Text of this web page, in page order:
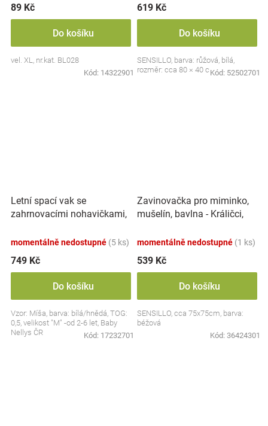
89 Kč
Do košíku
vel. XL, nr.kat. BL028
Kód: 14322901
619 Kč
Do košíku
SENSILLO, barva: růžová, bílá,
rozměr: cca 80 × 40 cmKód: 52502701
Letní spací vak se
zahrnovacími nohavičkami,
potiskem, M
momentálně nedostupné (5 ks)
749 Kč
Do košíku
Vzor: Míša, barva: bílá/hnědá, TOG:
0,5, velikost "M" -od 2-6 let, Baby
Nellys ČR
Kód: 17232701
Zavinovačka pro miminko,
mušelín, bavlna - Králičci,
momentálně nedostupné (1 ks)
539 Kč
Do košíku
SENSILLO, cca 75x75cm, barva:
béžová
Kód: 36424301